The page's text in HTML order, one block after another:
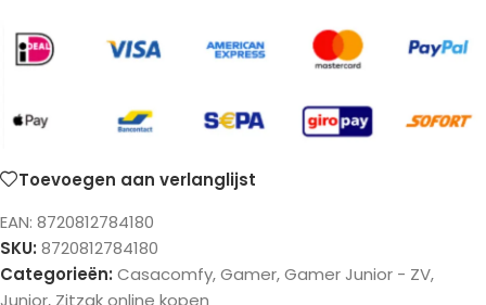
Toevoegen aan verlanglijst
EAN: 8720812784180
SKU: 8720812784180
Categorieën: Casacomfy,Gamer,Gamer Junior - ZV,
Junior, Zitzak online kopen